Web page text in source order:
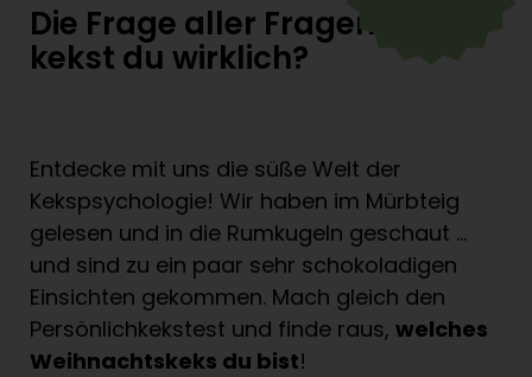
Die Frage aller Fragen: Wie
kekst du wirklich?
Entdecke mit uns die süße Welt der
Kekspsychologie! Wir haben im Mürbteig
gelesen und in die Rumkugeln geschaut …
und sind zu ein paar sehr schokoladigen
Einsichten gekommen. Mach gleich den
Persönlichkekstest und finde raus, welches
Weihnachtskeks du bist!